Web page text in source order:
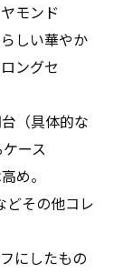
モンド
しい華やか
ングセ
（具体的な
ース
め。
どその他コレ
にしたもの